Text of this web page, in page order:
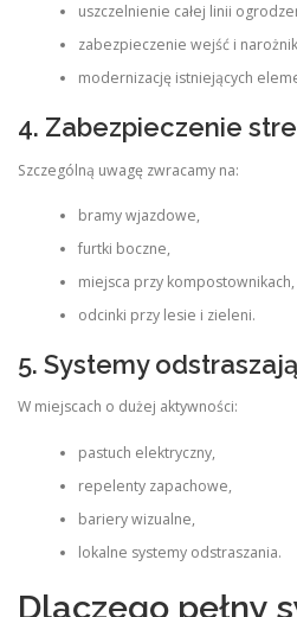
uszczelnienie całej linii
zabezpieczenie wejść i
modernizację istniejących
4. Zabezpieczenie
Szczególną uwagę zwracamy na:
bramy wjazdowe,
furtki boczne,
miejsca przy kompostownikach,
odcinki przy lesie i zieleni.
5. Systemy
W miejscach o dużej aktywności:
pastuch elektryczny,
repelenty zapachowe,
bariery wizualne,
lokalne systemy odstraszania.
Dlaczego pełny